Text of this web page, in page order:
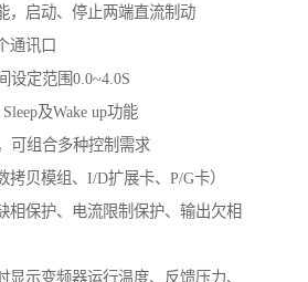
，启动、停止两端直流制动
通讯口
设定范围0.0~4.0S
及Wake up功能
可组合多种控制需求
拷贝模组、I/D扩展卡、P/G卡）
相保护、电流限制保护、输出欠相
显示变频器运行温度、反馈压力、